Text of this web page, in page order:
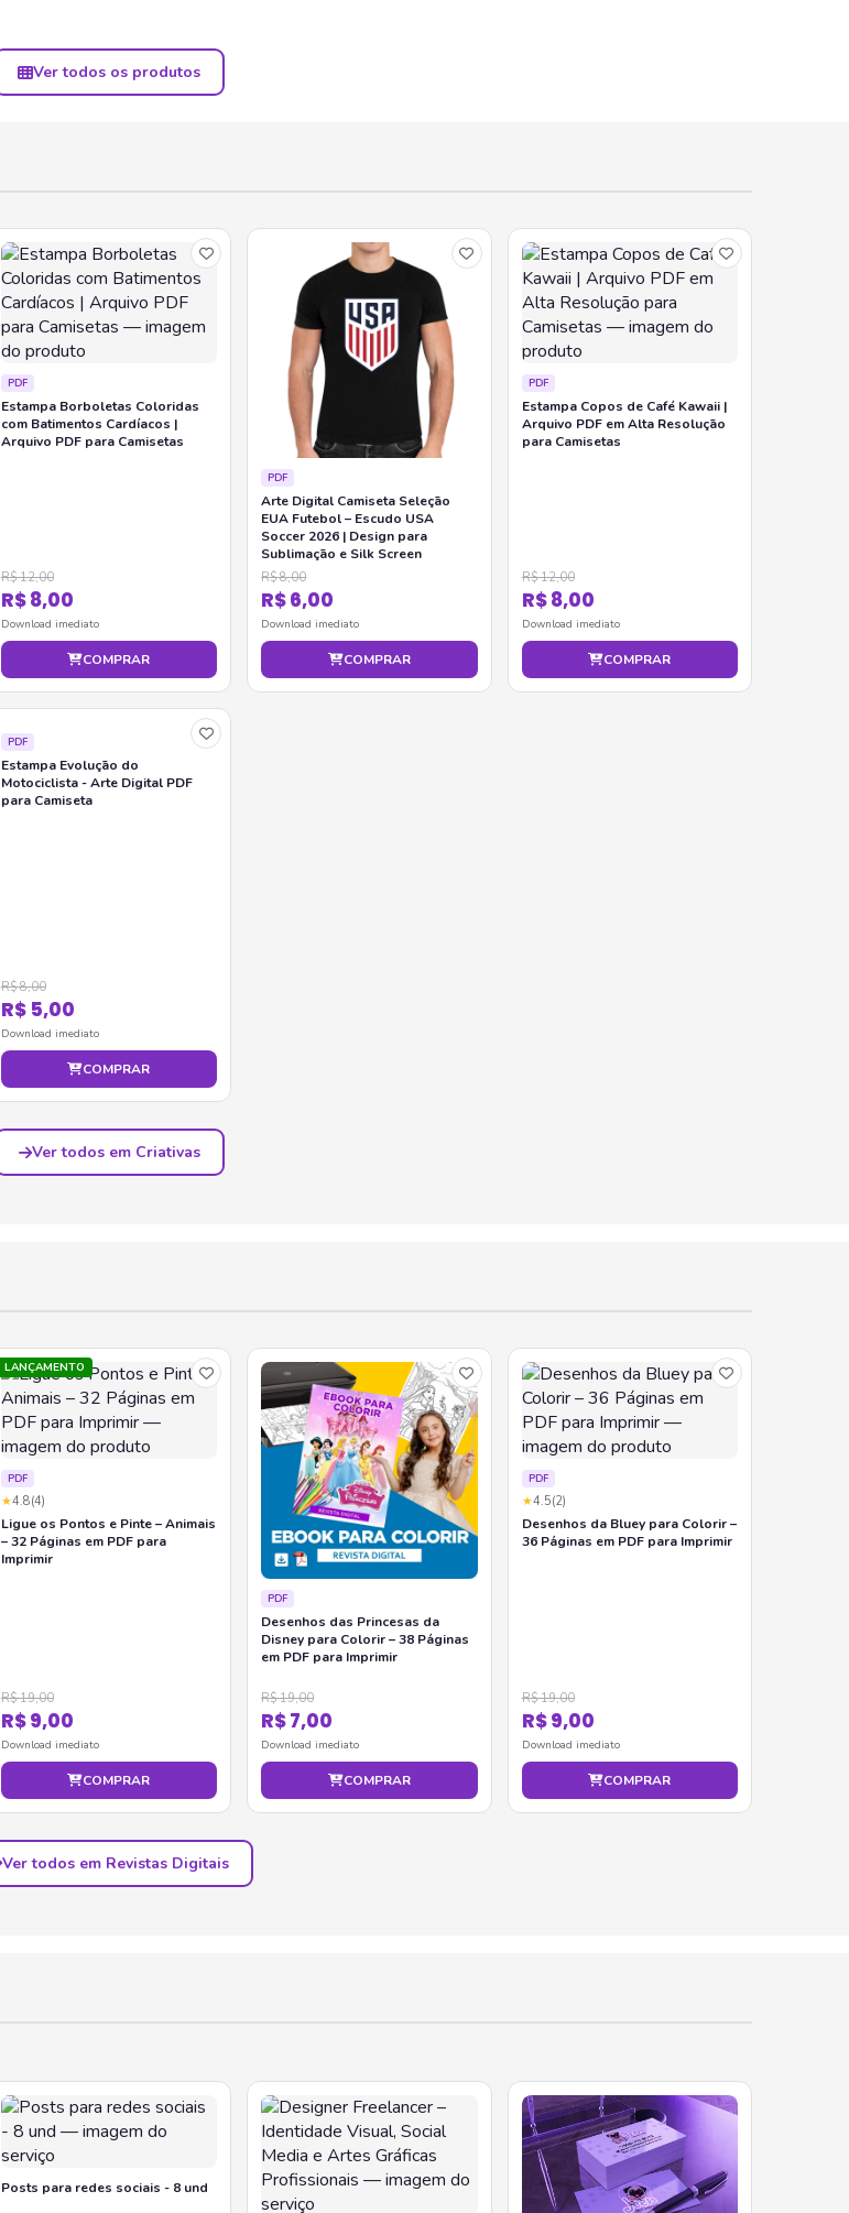
Ver todos os produtos
PDF
Estampa Borboletas Coloridas
com Batimentos Cardíacos |
Arquivo PDF para Camisetas
R$ 12,00
R$ 8,00
Download imediato
COMPRAR
PDF
Arte Digital Camiseta Seleção
EUA Futebol – Escudo USA
Soccer 2026 | Design para
Sublimação e Silk Screen
R$ 8,00
R$ 6,00
Download imediato
COMPRAR
PDF
Estampa Copos de Café Kawaii |
Arquivo PDF em Alta Resolução
para Camisetas
R$ 12,00
R$ 8,00
Download imediato
COMPRAR
PDF
Estampa Evolução do
Motociclista - Arte Digital PDF
para Camiseta
R$ 8,00
R$ 5,00
Download imediato
COMPRAR
Ver todos em Criativas
LANÇAMENTO
PDF
★4.8(4)
Ligue os Pontos e Pinte – Animais
– 32 Páginas em PDF para
Imprimir
R$ 19,00
R$ 9,00
Download imediato
COMPRAR
PDF
Desenhos das Princesas da
Disney para Colorir – 38 Páginas
em PDF para Imprimir
R$ 19,00
R$ 7,00
Download imediato
COMPRAR
PDF
★4.5(2)
Desenhos da Bluey para Colorir –
36 Páginas em PDF para Imprimir
R$ 19,00
R$ 9,00
Download imediato
COMPRAR
Ver todos em Revistas Digitais
Posts para redes sociais - 8 und